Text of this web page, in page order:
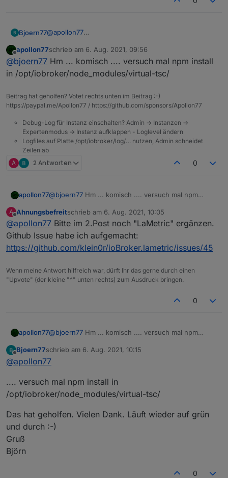
host.raspberrypi	2021-08-06
host.raspberrypi	2021-08-06
host.raspberrypi	2021-08-06
host.raspberrypi	2021-08-06
host.raspberrypi	2021-08-06
Bjoern77@apollon77
Moin
Habe ich auf verschiedenste Wege versucht.
Der letzte Versuch war dieser:
cd /opt/iobroker/node_modules/
Gruß Björn
Offline
apollon77schrieb am 6. Aug. 2021, 09:56
zuletzt editiert von
@bjoern77 Hm ... komisch .... versuch mal npm install
in /opt/iobroker/node_modules/virtual-tsc/
Beitrag hat geholfen? Votet rechts unten im Beitrag :-)
https://paypal.me/Apollon77 / https://github.com/sponsors/Apollon77
Debug-Log für Instanz einschalten? Admin -> Instanzen ->
Expertenmodus -> Instanz aufklappen - Loglevel ändern
Logfiles auf Platte /opt/iobroker/log/… nutzen, Admin schneidet
Zeilen ab
A 2 Antworten 0
apollon77@bjoern77 Hm ... komisch .... versuch mal npm
A
Offline
Ahnungsbefreitschrieb am 6. Aug. 2021, 10:05
zuletzt editiert von
@apollon77 Bitte im 2.Post noch "LaMetric" ergänzen.
Github Issue habe ich aufgemacht:
https://github.com/klein0r/ioBroker.lametric/issues/45
Wenn meine Antwort hilfreich war, dürft Ihr das gerne durch einen
"Upvote" (der kleine "^" unten rechts) zum Ausdruck bringen.
0
apollon77@bjoern77 Hm ... komisch .... versuch mal npm
Offline
Bjoern77schrieb am 6. Aug. 2021, 10:15
zuletzt editiert von
@apollon77
.... versuch mal npm install in
/opt/iobroker/node_modules/virtual-tsc/
Das hat geholfen. Vielen Dank. Läuft wieder auf grün
und durch :-)
Gruß
Björn
0